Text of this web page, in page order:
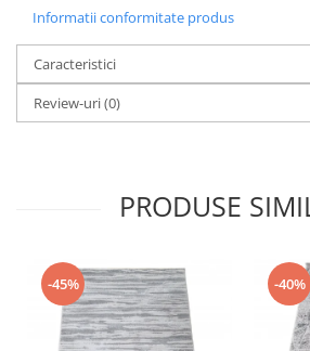
Informatii conformitate produs
Caracteristici
Review-uri(0)
PRODUSE
-45% -40%